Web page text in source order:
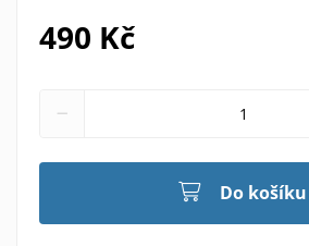
490 Kč
Do košíku